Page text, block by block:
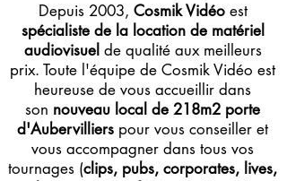
Depuis 2003, Cosmik Vidéoest
spécialiste de la location de matériel
audiovisuel de qualité aux meilleurs
prix. Toute l'équipe de Cosmik Vidéo est
heureuse de vous accueillir dans
son nouveau local de 218m2 porte
d'Aubervilliers pour vous conseiller et
vous accompagner dans tous vos
tournages (clips, pubs, corporates, lives,